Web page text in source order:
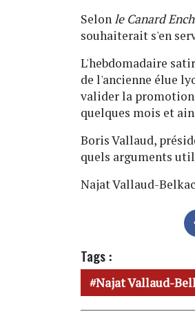
Selon le Canard
souhaiterait s'en
L'hebdomadaire
de l'ancienne élue
valider la promotion
quelques mois et
Boris Vallaud,
quels arguments
Najat Vallaud-
Tags :
Najat Vallaud-